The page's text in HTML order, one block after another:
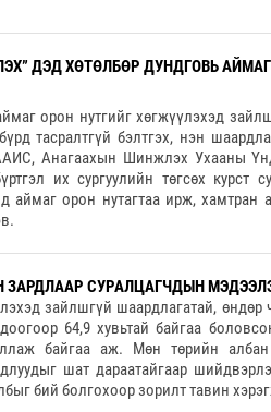
ДЭД ХӨТӨЛБӨР ДУНДГОВЬ
орон нутгийг хөгжүүлэхэд
тасралтгүй бэлтгэх, нэн
Анагаахын Шинжлэх Ухааны
их сургуулийн төгсөх курст
аймаг орон нутагтаа ирж,
ЗАРДЛААР СУРАЛЦАГЧДЫН
зайлшгүй шаардлагатай,
64,9 хувьтай байгаа
байгаа аж. Мөн төрийн
шат дараатайгаар
бий болгохоор зорилт тавин